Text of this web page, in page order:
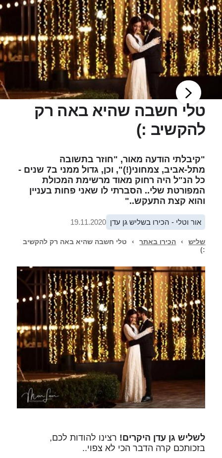
טלי חשבה שהיא באה רק
להקשיב :)
"קיבלתי הודעה מאור, "חוזר בתשובה
מתל-אביב, צמחוני(!)", וכן, גדול ממני ב7 שנים -
כל הנ"ל היה רחוק מאוד מרשימת המכולת
המפורטת שלי.. הסברתי לו שאני פחות בעניין
והוא קצת התעקש.."
אור וטלי - הכירו בשליש גן עדן 19.11.2020
שליש › הכירו באתר ›
טלי חשבה שהיא באה רק להקשיב
:)
לשליש גן עדן היקרים! רצינו להודות לכם,
בזכותכם קרה הדבר הכי לא צפוי..